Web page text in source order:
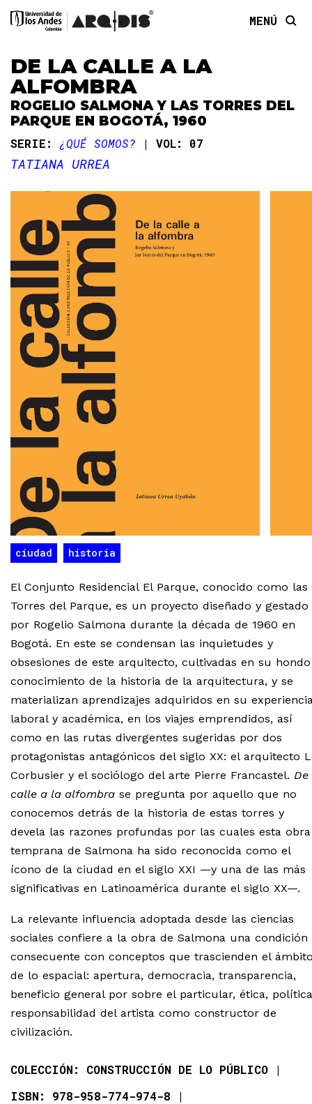
MENÚ
DE LA CALLE A LA
ALFOMBRA
ROGELIO SALMONA Y LAS TORRES DEL
PARQUE EN BOGOTÁ, 1960
SERIE: ¿QUÉ SOMOS? VOL: 07
TATIANA URREA
ciudad historia
El Conjunto Residencial El Parque, conocido como las
Torres del Parque, es un proyecto diseñado y gestado
por Rogelio Salmona durante la década de 1960 en
Bogotá. En este se condensan las inquietudes y
obsesiones de este arquitecto, cultivadas en su hondo
conocimiento de la historia de la arquitectura, y se
materializan aprendizajes adquiridos en su
laboral y académica, en los viajes emprendidos, así
como en las rutas divergentes sugeridas por dos
protagonistas antagónicos del siglo XX: el arquitecto
Corbusier y el sociólogo del arte Pierre Francastel.
calle a la alfombra se pregunta por aquello que no
conocemos detrás de la historia de estas torres y
devela las razones profundas por las cuales esta obra
temprana de Salmona ha sido reconocida como el
ícono de la ciudad en el siglo XXI —y una de las más
significativas en Latinoamérica durante el siglo XX—.
La relevante influencia adoptada desde las ciencias
sociales confiere a la obra de Salmona una condición
consecuente con conceptos que trascienden el
de lo espacial: apertura, democracia, transparencia,
beneficio general por sobre el particular, ética,
responsabilidad del artista como constructor de
civilización.
COLECCIÓN: CONSTRUCCIÓN DE LO PÚBLICO
ISBN: 978-958-774-974-8